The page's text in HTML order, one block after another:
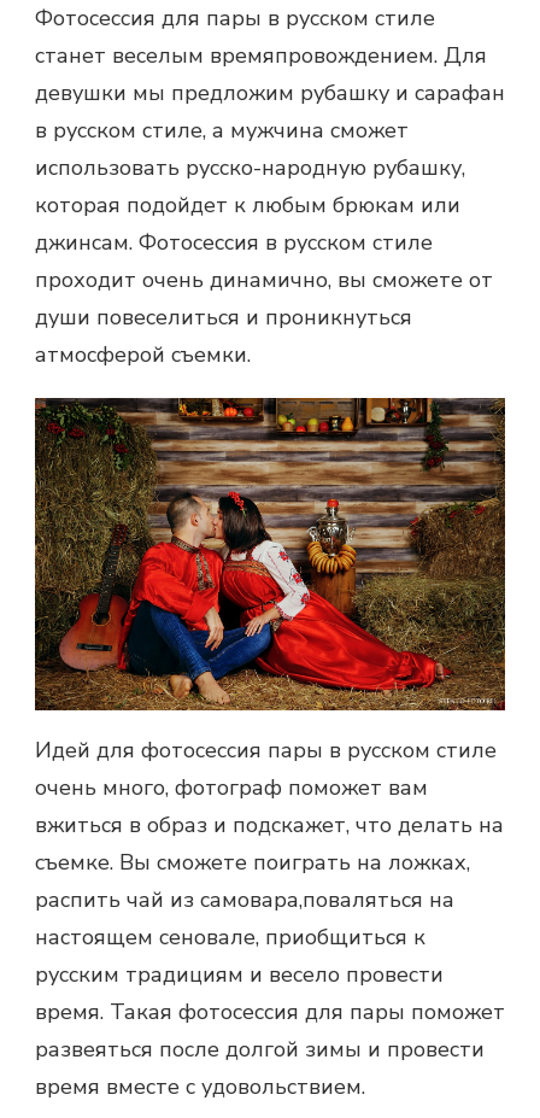
Фотосессия для пары в русском стиле
станет веселым времяпровождением. Для
девушки мы предложим рубашку и сарафан
в русском стиле, а мужчина сможет
использовать русско-народную рубашку,
которая подойдет к любым брюкам или
джинсам. Фотосессия в русском стиле
проходит очень динамично, вы сможете от
души повеселиться и проникнуться
атмосферой съемки.
Идей для фотосессия пары в русском стиле
очень много, фотограф поможет вам
вжиться в образ и подскажет, что делать на
съемке. Вы сможете поиграть на ложках,
распить чай из самовара,поваляться на
настоящем сеновале, приобщиться к
русским традициям и весело провести
время. Такая фотосессия для пары поможет
развеяться после долгой зимы и провести
время вместе с удовольствием.